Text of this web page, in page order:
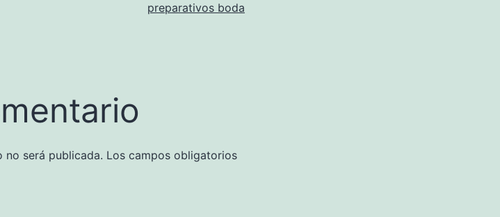
preparativos boda
será publicada. Los campos obligatorios